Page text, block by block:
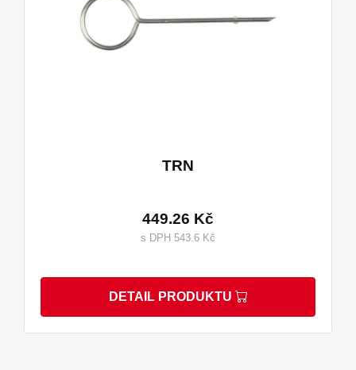
TRN
449.26 Kč
s DPH 543.6 Kč
DETAIL PRODUKTU